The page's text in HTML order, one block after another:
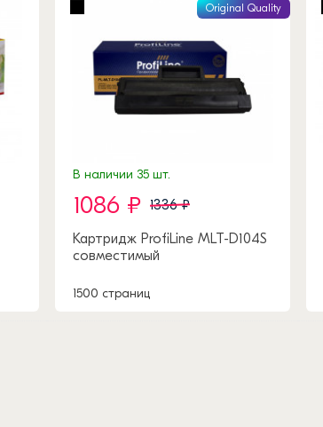
Original Quality
В наличии 35 шт.
1086 ₽ 1336 ₽
Картридж ProfiLine MLT-D104S
совместимый
1500 страниц